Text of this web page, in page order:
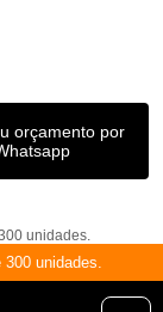
orçamento por
unidades.
unidades.